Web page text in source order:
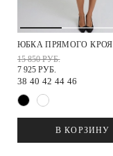
ЮБКА ПРЯМОГО КРОЯ
15 850 РУБ.
7 925 РУБ.
38 40 42 44 46
В КОРЗИНУ